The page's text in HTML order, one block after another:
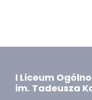
I Liceum
im. Tadeusza